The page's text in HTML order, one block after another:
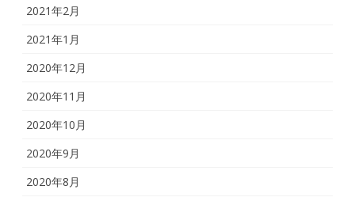
2021年2月
2021年1月
2020年12月
2020年11月
2020年10月
2020年9月
2020年8月